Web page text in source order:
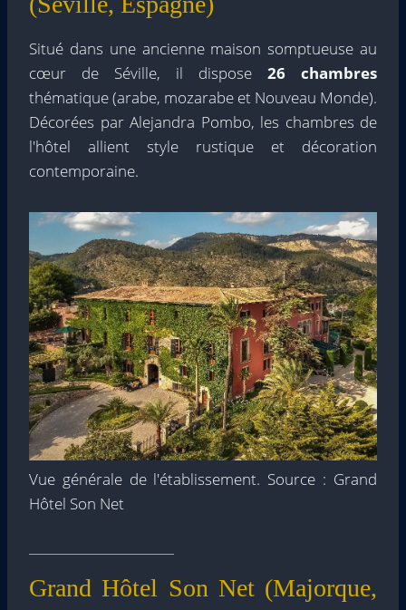
Situé dans une ancienne maison somptueuse au
cœur de Séville, il dispose 26 chambres
thématique (arabe, mozarabe et Nouveau Monde).
Décorées par Alejandra Pombo, les chambres de
l'hôtel allient style rustique et décoration
contemporaine.
Vue générale de l'établissement. Source : Grand
Hôtel Son Net
Grand Hôtel Son Net (Majorque,